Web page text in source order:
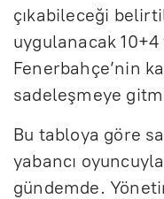
çıkabileceği
uygulanacak
Fenerbahçe’nin
sadeleşmeye
Bu tabloya göre
yabancı
gündemde.